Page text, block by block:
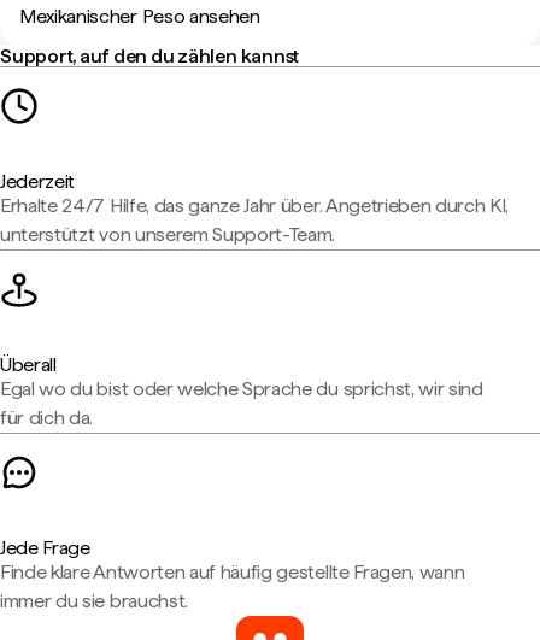
Mexikanischer Peso ansehen
Support, auf den du zählen kannst
Jederzeit
Erhalte 24/7 Hilfe, das ganze Jahr über. Angetrieben durch KI,
unterstützt von unserem Support-Team.
Überall
Egal wo du bist oder welche Sprache du sprichst, wir sind
für dich da.
Jede Frage
Finde klare Antworten auf häufig gestellte Fragen, wann
immer du sie brauchst.